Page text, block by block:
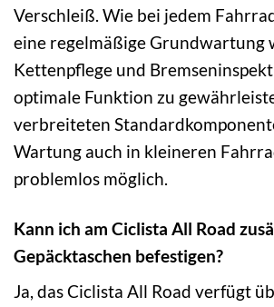
Verschleiß. Wie bei jedem
eine regelmäßige Grundwartung
Kettenpflege und
optimale Funktion zu
verbreiteten
Wartung auch in kleineren
problemlos möglich.
Kann ich am Ciclista All Road
Gepäcktaschen befestigen?
Ja, das Ciclista All Road verfügt